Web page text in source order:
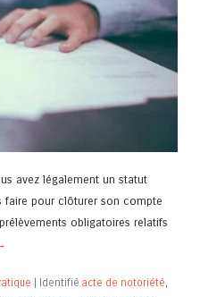
avez légalement un statut
faire pour clôturer son compte
obligatoires relatifs
Identifié acte de notoriété,